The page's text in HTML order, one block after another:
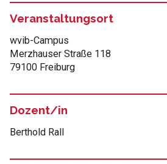
Veranstaltungsort
wvib-Campus
Merzhauser Straße 118
79100 Freiburg
Dozent/in
Berthold Rall